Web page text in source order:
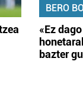
BERO
«Ez
bazter